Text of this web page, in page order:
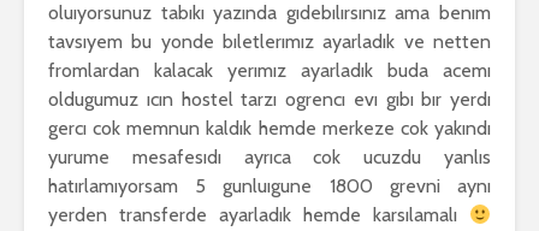
oluıyorsunuz tabıkı yazında gıdebılırsınız ama benım
tavsıyem bu yonde bıletlerımız ayarladık ve netten
fromlardan kalacak yerımız ayarladık buda acemı
oldugumuz ıcın hostel tarzı ogrencı evı gıbı bır yerdı
gercı cok memnun kaldık hemde merkeze cok yakındı
yurume mesafesıdı ayrıca cok ucuzdu yanlıs
hatırlamıyorsam 5 gunluıgune 1800 grevni aynı
yerden transferde ayarladık hemde karsılamalı